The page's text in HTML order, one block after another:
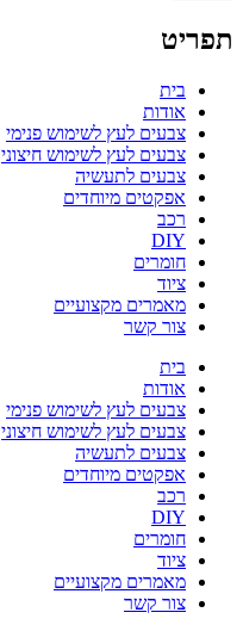
תפריט
בית
אודות
צבעים לעץ לשימוש פנימי
צבעים לעץ לשימוש חיצוני
צבעים לתעשיה
אפקטים מיוחדים
רכב
DIY
חומרים
ציוד
מאמרים מקצועיים
צור קשר
בית
אודות
צבעים לעץ לשימוש פנימי
צבעים לעץ לשימוש חיצוני
צבעים לתעשיה
אפקטים מיוחדים
רכב
DIY
חומרים
ציוד
מאמרים מקצועיים
צור קשר